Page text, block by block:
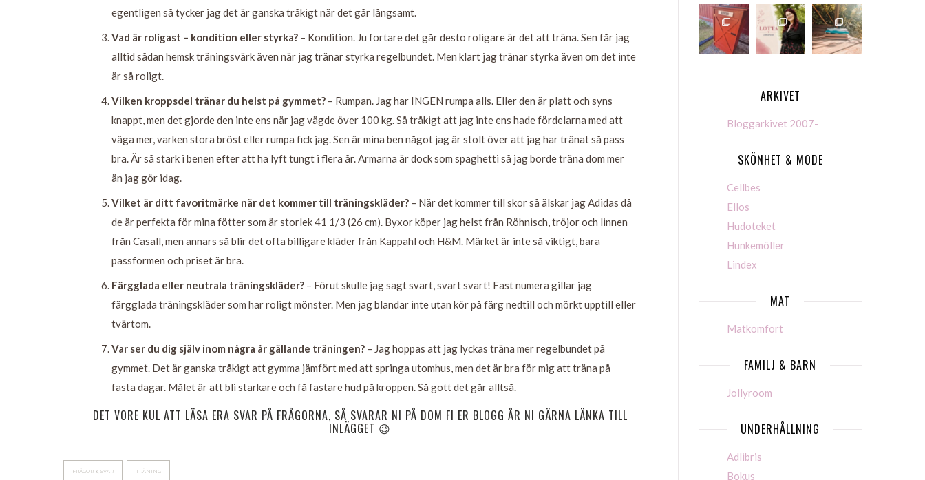
egentligen så tycker jag det är ganska tråkigt när det går långsamt.
Vad är roligast – kondition eller styrka? – Kondition. Ju fortare det går desto roligare är det att träna. Sen får jag
alltid sådan hemsk träningsvärk även när jag tränar styrka regelbundet. Men klart jag tränar styrka även om det inte
är så roligt.
Vilken kroppsdel tränar du helst på gymmet? – Rumpan. Jag har INGEN rumpa alls. Eller den är platt och syns
knappt, men det gjorde den inte ens när jag vägde över 100 kg. Så tråkigt att jag inte ens hade fördelarna med att
väga mer, varken stora bröst eller rumpa fick jag. Sen är mina ben något jag är stolt över att jag har tränat så pass
bra. Är så stark i benen efter att ha lyft tungt i flera år. Armarna är dock som spaghetti så jag borde träna dom mer
än jag gör idag.
Vilket är ditt favoritmärke när det kommer till träningskläder? – När det kommer till skor så älskar jag Adidas då
de är perfekta för mina fötter som är storlek 41 1/3 (26 cm). Byxor köper jag helst från Röhnisch, tröjor och linnen
från Casall, men annars så blir det ofta billigare kläder från Kappahl och H&M. Märket är inte så viktigt, bara
passformen och priset är bra.
Färgglada eller neutrala träningskläder? – Förut skulle jag sagt svart, svart svart! Fast numera gillar jag
färgglada träningskläder som har roligt mönster. Men jag blandar inte utan kör på färg nedtill och mörkt upptill eller
tvärtom.
Var ser du dig själv inom några år gällande träningen? – Jag hoppas att jag lyckas träna mer regelbundet på
gymmet. Det är ganska tråkigt att gymma jämfört med att springa utomhus, men det är bra för mig att träna på
fasta dagar. Målet är att bli starkare och få fastare hud på kroppen. Så gott det går alltså.
DET VORE KUL ATT LÄSA ERA SVAR PÅ FRÅGORNA, SÅ SVARAR NI PÅ DOM FI ER BLOGG ÅR NI GÄRNA LÄNKA TILL
INLÄGGET 😉
FRÅGOR & SVAR TRÄNING
ARKIVET
Bloggarkivet 2007-
SKÖNHET & MODE
Cellbes
Ellos
Hudoteket
Hunkemöller
Lindex
MAT
Matkomfort
FAMILJ & BARN
Jollyroom
UNDERHÅLLNING
Adlibris
Bokus